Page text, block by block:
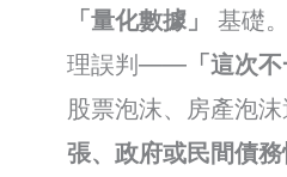
「量化數據」
基礎
理誤判—— 「這次不
股票泡沫、房產泡
張、政府或民間債